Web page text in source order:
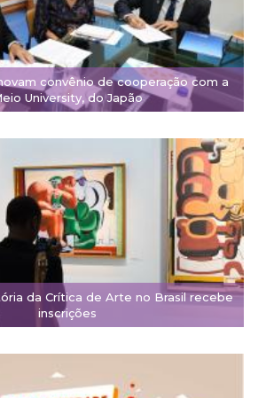
convênio de cooperação com a
University, do Japão
da Crítica de Arte no Brasil recebe
inscrições